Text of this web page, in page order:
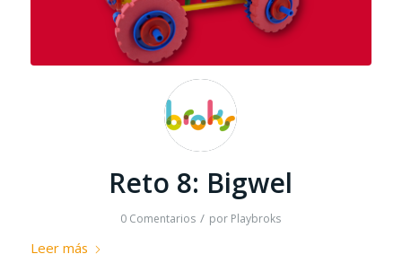
Reto 8: Bigwel
0 Comentarios / por Playbroks
Leer más